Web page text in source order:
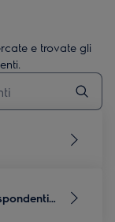
e trovate gli